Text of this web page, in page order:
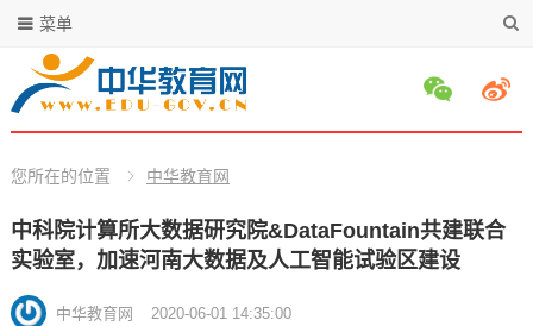
菜单
您所在的位置 中华教育网
中科院计算所大数据研究院&DataFountain共建联合
实验室，加速河南大数据及人工智能试验区建设
中华教育网 2020-06-01 14:35:00